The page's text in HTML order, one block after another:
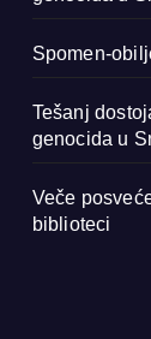
Spomen-
Tešanj
genocida u
Veče
biblioteci